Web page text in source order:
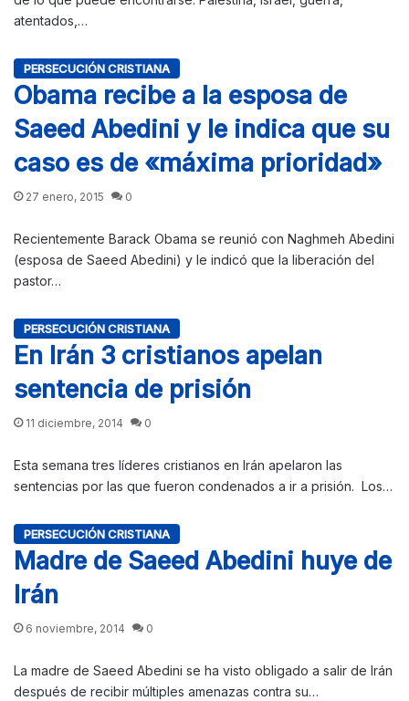
atentados,…
PERSECUCIÓN CRISTIANA
Obama recibe a la esposa de
Saeed Abedini y le indica que su
caso es de «máxima prioridad»
27 enero, 2015 0
Recientemente Barack Obama se reunió con Naghmeh Abedini
(esposa de Saeed Abedini) y le indicó que la liberación del
pastor…
PERSECUCIÓN CRISTIANA
En Irán 3 cristianos apelan
sentencia de prisión
11 diciembre, 2014 0
Esta semana tres líderes cristianos en Irán apelaron las
sentencias por las que fueron condenados a ir a prisión. Los…
PERSECUCIÓN CRISTIANA
Madre de Saeed Abedini huye de
Irán
6 noviembre, 2014 0
La madre de Saeed Abedini se ha visto obligado a salir de Irán
después de recibir múltiples amenazas contra su…